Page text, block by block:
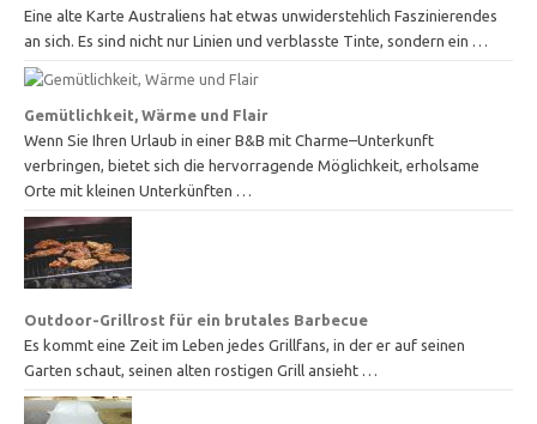
Eine alte Karte Australiens hat etwas unwiderstehlich Faszinierendes
an sich. Es sind nicht nur Linien und verblasste Tinte, sondern ein …
Gemütlichkeit, Wärme und Flair
Wenn Sie Ihren Urlaub in einer B&B mit Charme–Unterkunft
verbringen, bietet sich die hervorragende Möglichkeit, erholsame
Orte mit kleinen Unterkünften …
Outdoor-Grillrost für ein brutales Barbecue
Es kommt eine Zeit im Leben jedes Grillfans, in der er auf seinen
Garten schaut, seinen alten rostigen Grill ansieht …